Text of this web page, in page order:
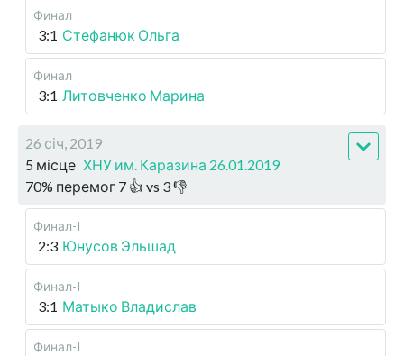
Финал
3:1 Стефанюк Ольга
Финал
3:1 Литовченко Марина
26 січ, 2019
5 місце ХНУ им. Каразина 26.01.2019
70% перемог 7 👍 vs 3👎
Финал-I
2:3 Юнусов Эльшад
Финал-I
3:1 Матыко Владислав
Финал-I